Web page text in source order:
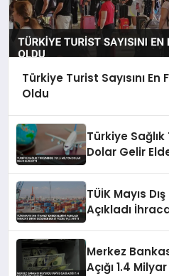
Türkiye Turist Sayısını En
Oldu
Türkiye
Dolar Gelir
TÜİK Mayıs
Açıkladı
Merkez
Açığı 1.4